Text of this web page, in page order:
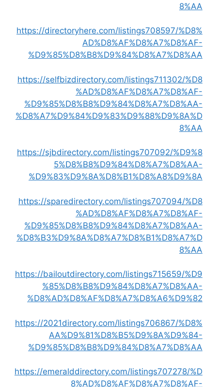
8%AA
https://directoryhere.com/listings708597/%D8%
AD%D8%AF%D8%A7%D8%AF-
%D9%85%D8%B8%D9%84%D8%A7%D8%AA
https://selfbizdirectory.com/listings711302/%D8
%AD%D8%AF%D8%A7%D8%AF-
%D9%85%D8%B8%D9%84%D8%A7%D8%AA-
%D8%A7%D9%84%D9%83%D9%88%D9%8A%D
8%AA
https://sjbdirectory.com/listings707092/%D9%8
5%D8%B8%D9%84%D8%A7%D8%AA-
%D9%83%D9%8A%D8%B1%D8%A8%D9%8A
https://sparedirectory.com/listings707094/%D8
%AD%D8%AF%D8%A7%D8%AF-
%D9%85%D8%B8%D9%84%D8%A7%D8%AA-
%D8%B3%D9%8A%D8%A7%D8%B1%D8%A7%D
8%AA
https://bailoutdirectory.com/listings715659/%D9
%85%D8%B8%D9%84%D8%A7%D8%AA-
%D8%AD%D8%AF%D8%A7%D8%A6%D9%82
https://2021directory.com/listings706867/%D8%
AA%D9%81%D8%B5%D9%8A%D9%84-
%D9%85%D8%B8%D9%84%D8%A7%D8%AA
https://emeralddirectory.com/listings707278/%D
8%AD%D8%AF%D8%A7%D8%AF-